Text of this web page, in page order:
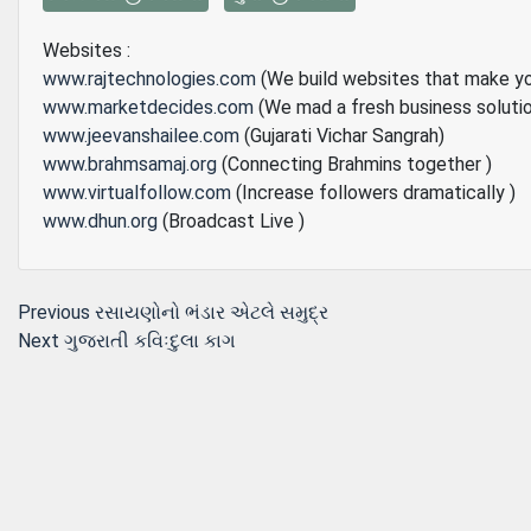
Websites :
www.rajtechnologies.com (We build websites that make
www.marketdecides.com (We mad a fresh business
www.jeevanshailee.com (Gujarati Vichar Sangrah)
www.brahmsamaj.org (Connecting Brahmins together )
www.virtualfollow.com (Increase followers dramatically )
www.dhun.org (Broadcast Live )
Post
navigation
Previous Previous
post:
રસાયણોનો ભંડાર એટલે સમુદ્ર
Next Next
ગુજરાતી કવિઃદુલા કાગ